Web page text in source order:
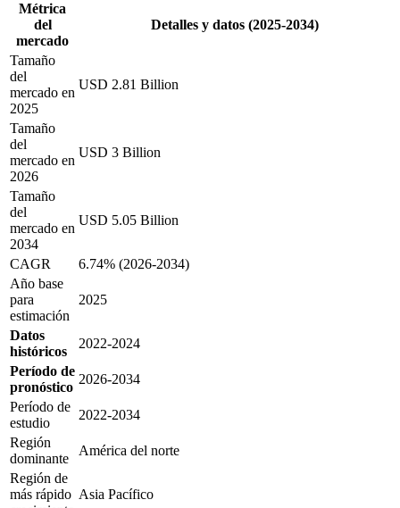
Métrica
del
mercado
Detalles y datos (2025-2034)
Tamaño
del
mercado en
2025
USD 2.81 Billion
Tamaño
del
mercado en
2026
USD 3 Billion
Tamaño
del
mercado en
2034
USD 5.05 Billion
CAGR
6.74% (2026-2034)
Año base
para
estimación
2025
Datos
históricos
2022-2024
Período de
pronóstico
2026-2034
Período de
estudio
2022-2034
Región
dominante
América del norte
Región de
más rápido Asia Pacífico